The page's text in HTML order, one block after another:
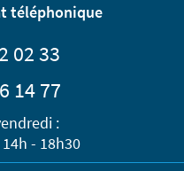
téléphonique
02 33
14 77
:
- 18h30